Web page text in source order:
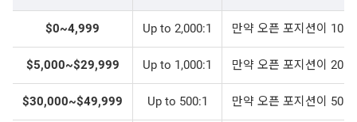
$0~4,999 Up to 2,000:1 만약 오픈 포지션이 10
$5,000~$29,999 Up to 1,000:1 만약 오픈 포지션이 20
$30,000~$49,999 Up to 500:1 만약 오픈 포지션이 50